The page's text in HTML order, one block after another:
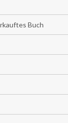
Buch